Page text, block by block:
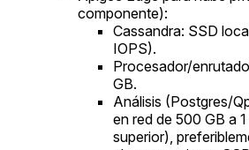
componente):
Cassandra: SSD
IOPS).
Procesador/
GB.
Análisis (Postgres/
en red de 500 GB a
superior),